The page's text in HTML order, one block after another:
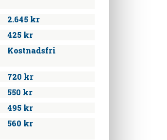
2.645 kr
425 kr
Kostnadsfri
720 kr
550 kr
495 kr
560 kr